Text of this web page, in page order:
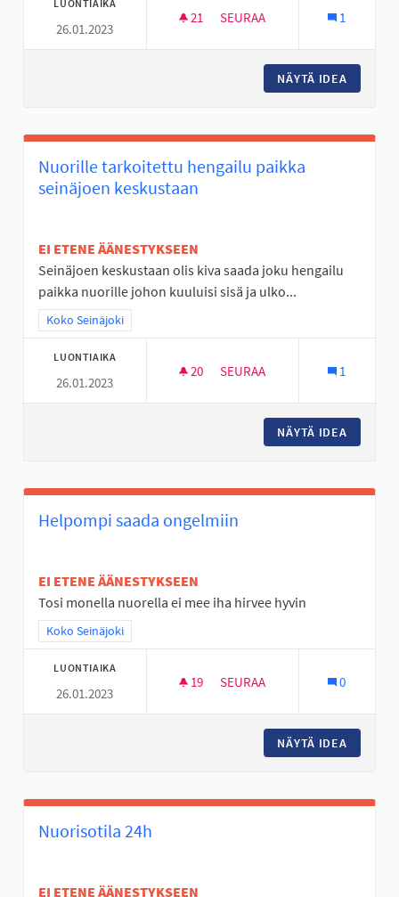
LUONTIAIKA
26.01.2023
21 21 SEURAAJAA
SEURAA 1
NÄYTÄ IDEA
Nuorille tarkoitettu hengailu paikka
seinäjoen keskustaan
EI ETENE ÄÄNESTYKSEEN
Seinäjoen keskustaan olis kiva saada joku hengailu
paikka nuorille johon kuuluisi sisä ja ulko...
Rajaa tulokset teeman mukaan: Koko Seinäjoki
Koko Seinäjoki
LUONTIAIKA
26.01.2023
20 20 SEURAAJAA
SEURAA 1
NÄYTÄ IDEA
Helpompi saada ongelmiin
EI ETENE ÄÄNESTYKSEEN
Tosi monella nuorella ei mee iha hirvee hyvin
Rajaa tulokset teeman mukaan: Koko Seinäjoki
Koko Seinäjoki
LUONTIAIKA
26.01.2023
19 19 SEURAAJAA
SEURAA 0
NÄYTÄ IDEA
Nuorisotila 24h
EI ETENE ÄÄNESTYKSEEN